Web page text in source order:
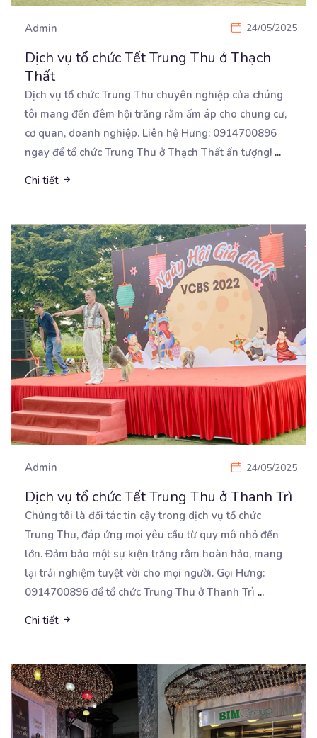
Admin 24/05/2025
Dịch vụ tổ chức Tết Trung Thu ở Thạch
Thất
Dịch vụ tổ chức Trung Thu chuyên nghiệp của chúng
tôi mang đến đêm hội trăng rằm ấm áp cho chung cư,
cơ quan, doanh nghiệp. Liên hệ Hưng: 0914700896
ngay để tổ chức Trung Thu ở Thạch Thất ấn tượng! ...
Chi tiết
Admin 24/05/2025
Dịch vụ tổ chức Tết Trung Thu ở Thanh Trì
Chúng tôi là đối tác tin cậy trong dịch vụ tổ chức
Trung Thu, đáp ứng mọi yêu cầu từ quy mô nhỏ đến
lớn. Đảm bảo một sự kiện trăng rằm hoàn hảo, mang
lại trải nghiệm tuyệt vời cho mọi người. Gọi Hưng:
0914700896 để tổ chức Trung Thu ở Thanh Trì ...
Chi tiết